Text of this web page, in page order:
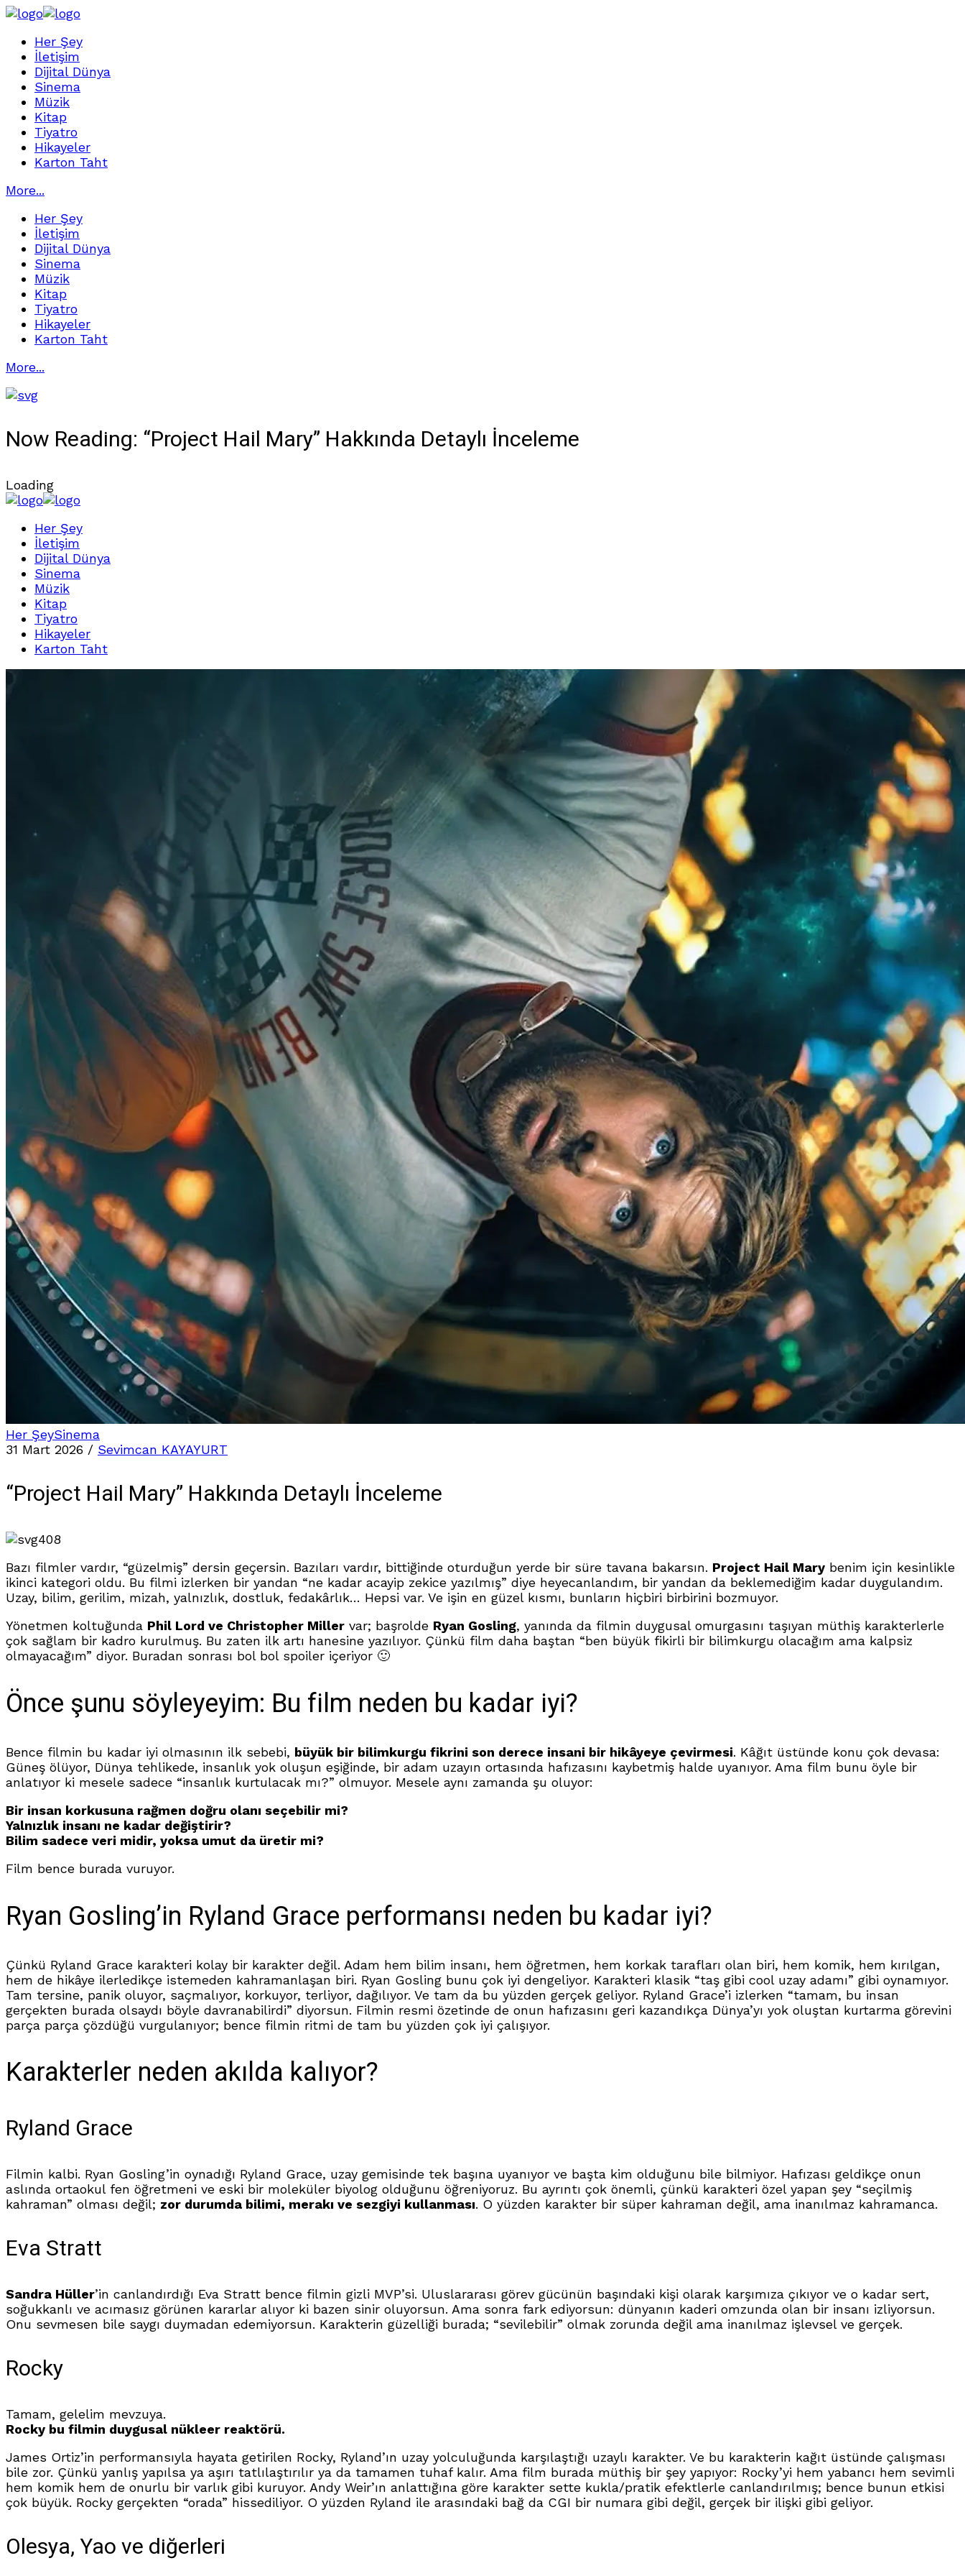
Her Şey
İletişim
Dijital Dünya
Sinema
Müzik
Kitap
Tiyatro
Hikayeler
Karton Taht
More...
Her Şey
İletişim
Dijital Dünya
Sinema
Müzik
Kitap
Tiyatro
Hikayeler
Karton Taht
More...
Now Reading: “Project Hail Mary” Hakkında Detaylı İnceleme
Loading
Her Şey
İletişim
Dijital Dünya
Sinema
Müzik
Kitap
Tiyatro
Hikayeler
Karton Taht
Her ŞeySinema
31 Mart 2026 / Sevimcan KAYAYURT
“Project Hail Mary” Hakkında Detaylı İnceleme
408
Bazı filmler vardır, “güzelmiş” dersin geçersin. Bazıları vardır, bittiğinde oturduğun yerde bir süre tavana bakarsın. Project Hail Mary benim için kesinlikle
ikinci kategori oldu. Bu filmi izlerken bir yandan “ne kadar acayip zekice yazılmış” diye heyecanlandım, bir yandan da beklemediğim kadar duygulandım.
Uzay, bilim, gerilim, mizah, yalnızlık, dostluk, fedakârlık… Hepsi var. Ve işin en güzel kısmı, bunların hiçbiri birbirini bozmuyor.
Yönetmen koltuğunda Phil Lord ve Christopher Miller var; başrolde Ryan Gosling, yanında da filmin duygusal omurgasını taşıyan müthiş karakterlerle
çok sağlam bir kadro kurulmuş. Bu zaten ilk artı hanesine yazılıyor. Çünkü film daha baştan “ben büyük fikirli bir bilimkurgu olacağım ama kalpsiz
olmayacağım” diyor. Buradan sonrası bol bol spoiler içeriyor 🙂
Önce şunu söyleyeyim: Bu film neden bu kadar iyi?
Bence filmin bu kadar iyi olmasının ilk sebebi, büyük bir bilimkurgu fikrini son derece insani bir hikâyeye çevirmesi. Kâğıt üstünde konu çok devasa:
Güneş ölüyor, Dünya tehlikede, insanlık yok oluşun eşiğinde, bir adam uzayın ortasında hafızasını kaybetmiş halde uyanıyor. Ama film bunu öyle bir
anlatıyor ki mesele sadece “insanlık kurtulacak mı?” olmuyor. Mesele aynı zamanda şu oluyor:
Bir insan korkusuna rağmen doğru olanı seçebilir mi?
Yalnızlık insanı ne kadar değiştirir?
Bilim sadece veri midir, yoksa umut da üretir mi?
Film bence burada vuruyor.
Ryan Gosling’in Ryland Grace performansı neden bu kadar iyi?
Çünkü Ryland Grace karakteri kolay bir karakter değil. Adam hem bilim insanı, hem öğretmen, hem korkak tarafları olan biri, hem komik, hem kırılgan,
hem de hikâye ilerledikçe istemeden kahramanlaşan biri. Ryan Gosling bunu çok iyi dengeliyor. Karakteri klasik “taş gibi cool uzay adamı” gibi oynamıyor.
Tam tersine, panik oluyor, saçmalıyor, korkuyor, terliyor, dağılıyor. Ve tam da bu yüzden gerçek geliyor. Ryland Grace’i izlerken “tamam, bu insan
gerçekten burada olsaydı böyle davranabilirdi” diyorsun. Filmin resmi özetinde de onun hafızasını geri kazandıkça Dünya’yı yok oluştan kurtarma görevini
parça parça çözdüğü vurgulanıyor; bence filmin ritmi de tam bu yüzden çok iyi çalışıyor.
Karakterler neden akılda kalıyor?
Ryland Grace
Filmin kalbi. Ryan Gosling’in oynadığı Ryland Grace, uzay gemisinde tek başına uyanıyor ve başta kim olduğunu bile bilmiyor. Hafızası geldikçe onun
aslında ortaokul fen öğretmeni ve eski bir moleküler biyolog olduğunu öğreniyoruz. Bu ayrıntı çok önemli, çünkü karakteri özel yapan şey “seçilmiş
kahraman” olması değil; zor durumda bilimi, merakı ve sezgiyi kullanması. O yüzden karakter bir süper kahraman değil, ama inanılmaz kahramanca.
Eva Stratt
Sandra Hüller’in canlandırdığı Eva Stratt bence filmin gizli MVP’si. Uluslararası görev gücünün başındaki kişi olarak karşımıza çıkıyor ve o kadar sert,
soğukkanlı ve acımasız görünen kararlar alıyor ki bazen sinir oluyorsun. Ama sonra fark ediyorsun: dünyanın kaderi omzunda olan bir insanı izliyorsun.
Onu sevmesen bile saygı duymadan edemiyorsun. Karakterin güzelliği burada; “sevilebilir” olmak zorunda değil ama inanılmaz işlevsel ve gerçek.
Rocky
Tamam, gelelim mevzuya.
Rocky bu filmin duygusal nükleer reaktörü.
James Ortiz’in performansıyla hayata getirilen Rocky, Ryland’ın uzay yolculuğunda karşılaştığı uzaylı karakter. Ve bu karakterin kağıt üstünde çalışması
bile zor. Çünkü yanlış yapılsa ya aşırı tatlılaştırılır ya da tamamen tuhaf kalır. Ama film burada müthiş bir şey yapıyor: Rocky’yi hem yabancı hem sevimli
hem komik hem de onurlu bir varlık gibi kuruyor. Andy Weir’ın anlattığına göre karakter sette kukla/pratik efektlerle canlandırılmış; bence bunun etkisi
çok büyük. Rocky gerçekten “orada” hissediliyor. O yüzden Ryland ile arasındaki bağ da CGI bir numara gibi değil, gerçek bir ilişki gibi geliyor.
Olesya, Yao ve diğerleri